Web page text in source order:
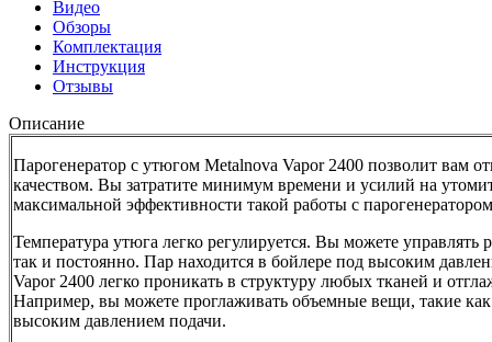
Видео
Обзоры
Комплектация
Инструкция
Отзывы
Описание
Парогенератор с утюгом Metalnova Vapor 2400 позволит вам
качеством. Вы затратите минимум времени и усилий на
максимальной эффективности такой работы с
Температура утюга легко регулируется. Вы можете
так и постоянно. Пар находится в бойлере под высоким
Vapor 2400 легко проникать в структуру любых тканей и
Например, вы можете проглаживать объемные вещи, такие
высоким давлением подачи.